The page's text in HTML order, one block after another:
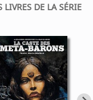
DE LA SÉRIE